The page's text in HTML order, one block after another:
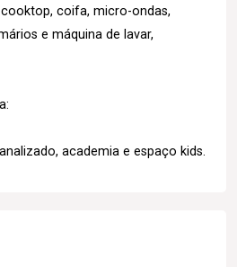
coifa, micro-ondas,
e máquina de lavar,
academia e espaço kids.